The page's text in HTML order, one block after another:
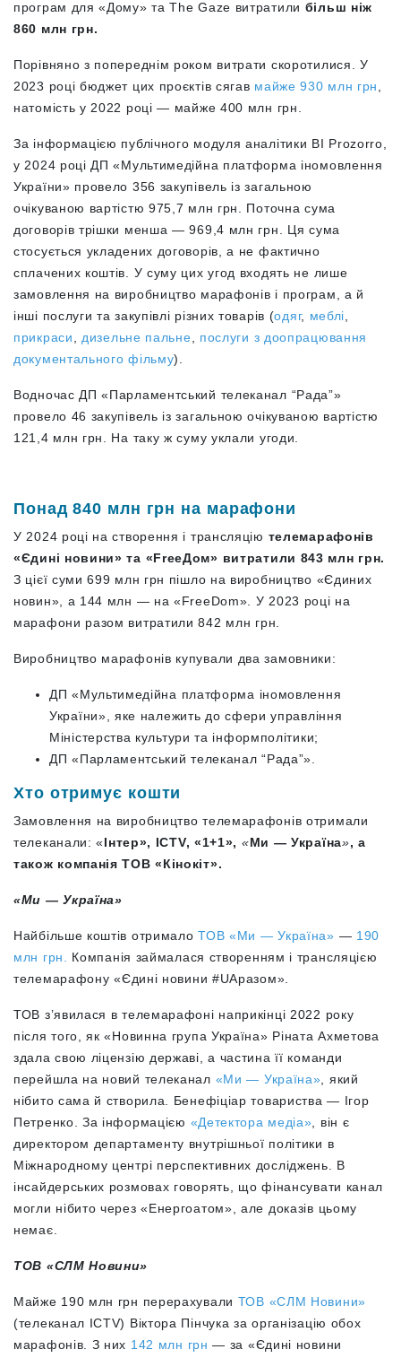
програм для «‎Дому» та The Gaze витратили більш ніж
860 млн грн.
Порівняно з попереднім роком витрати скоротилися. У
2023 році бюджет цих проєктів сягав майже 930 млн грн
натомість у 2022 році — майже 400 млн грн.
За інформацією публічного модуля аналітики BI Prozorro,
у 2024 році ДП «‎Мультимедійна платформа іномовлення
України» провело 356 закупівель із загальною
очікуваною вартістю 975,7 млн грн. Поточна сума
договорів трішки менша — 969,4 млн грн. Ця сума
стосується укладених договорів, а не фактично
сплачених коштів. У суму цих угод входять не лише
замовлення на виробництво марафонів і програм, а й
інші послуги та закупівлі різних товарів (одяг, меблі
прикраси
дизельне пальне
послуги з доопрацювання
документального фільму).
Водночас ДП «‎Парламентський телеканал “Рада”»
провело 46 закупівель із загальною очікуваною вартістю
121,4 млн грн. На таку ж суму уклали угоди.
Понад 840 млн грн на марафони
У 2024 році на створення і трансляцію телемарафонів
«Єдині новини» та «FreeДом» витратили 843 млн грн.
З цієї суми 699 млн грн пішло на виробництво «Єдиних
новин», а 144 млн — на «FreeDom». У 2023 році на
марафони разом витратили 842 млн грн.
Виробництво марафонів купували два замовники:
ДП «‎Мультимедійна платформа іномовлення
України», яке належить до сфери управління
Міністерства культури та інформполітики;
ДП «‎Парламентський телеканал “Рада”».
Хто отримує кошти
Замовлення на виробництво телемарафонів отримали
телеканали: «Інтер», ICTV, «1+1», «Ми — Україна», а
також компанія ТОВ «Кінокіт».
«Ми — Україна»
Найбільше коштів отрималоТОВ «Ми — Україна» — 190
млн грн.
Компанія займалася створенням і трансляцією
телемарафону«Єдині новини #UAразом».
ТОВ з’явилася в телемарафоні наприкінці 2022 року
після того, як «Новинна група Україна» Ріната Ахметова
здала свою ліцензію державі, а частина її команди
перейшла на новий телеканал «Ми — Україна» , який
нібито сама й створила. Бенефіціар товариства — Ігор
Петренко. За інформацією «Детектора медіа» , він є
директором департаменту внутрішньої політики в
Міжнародному центрі перспективних досліджень. В
інсайдерських розмовах говорять, що фінансувати канал
могли нібито через «Енергоатом», але доказів цьому
немає.
ТОВ «СЛМ Новини»
Майже 190 млн грн перерахували ТОВ «СЛМ Новини»
(телеканал ICTV) Віктора Пінчука за організацію обох
марафонів. З них 142 млн грн — за «Єдині новини